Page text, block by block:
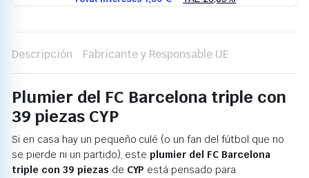
Descripción Fabricante y Responsable UE
Plumier del FC Barcelona triple con
39 piezas CYP
Si en casa hay un pequeño culé (o un fan del fútbol que no
se pierde ni un partido), esteplumier del FC Barcelona
triple con 39 piezas de CYP está pensado para